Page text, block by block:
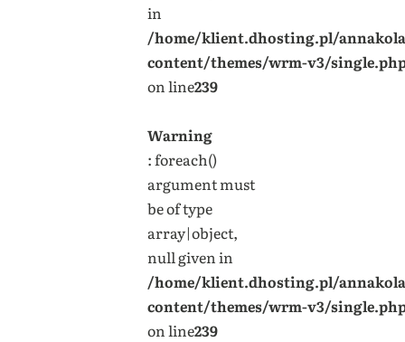
in
/home/klient.dhosting.pl/
content/themes/wrm-v3/
on line239
Warning
: foreach()
argument must
be of type
array|object,
null given in
/home/klient.dhosting.pl/
content/themes/wrm-v3/
on line239